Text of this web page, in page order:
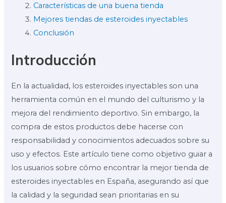
Características de una buena tienda
Mejores tiendas de esteroides inyectables
Conclusión
Introducción
En la actualidad, los esteroides inyectables son una
herramienta común en el mundo del culturismo y la
mejora del rendimiento deportivo. Sin embargo, la
compra de estos productos debe hacerse con
responsabilidad y conocimientos adecuados sobre su
uso y efectos. Este artículo tiene como objetivo guiar a
los usuarios sobre cómo encontrar la mejor tienda de
esteroides inyectables en España, asegurando así que
la calidad y la seguridad sean prioritarias en su